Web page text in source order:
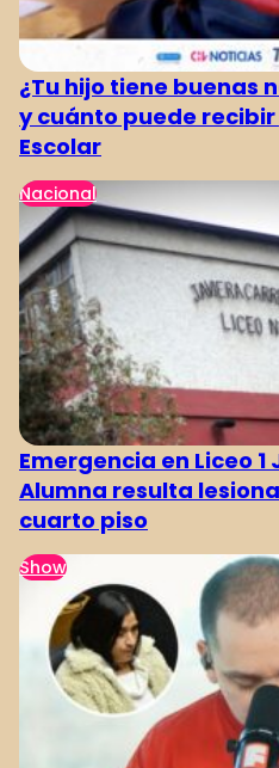
¿Tu hijo tiene buenas
y cuánto puede recibir
Escolar
Nacional
Emergencia en Liceo
Alumna resulta
cuarto piso
Show